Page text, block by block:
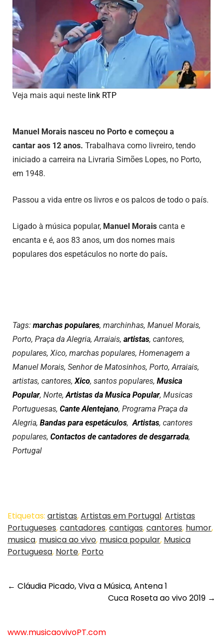
Veja mais aqui neste link RTP
Manuel Morais nasceu no Porto e começou a
cantar aos 12 anos. Trabalhava como livreiro, tendo
iniciado a carreira na Livraria Simões Lopes, no Porto,
em 1948.
Passou a vida entre os livros e os palcos de todo o país.
Ligado à música popular, Manuel Morais canta e
encanta e é, aos 83 anos, um dos nomes mais
populares dos espetáculos no norte do país.
Tags: marchas populares, marchinhas, Manuel Morais,
Porto, Praça da Alegria, Arraiais, artistas, cantores,
populares, Xico, marchas populares, Homenagem a
Manuel Morais, Senhor de Matosinhos, Porto, Arraiais,
artistas, cantores,Xico, santos populares, Musica
Popular, Norte,Artistas da Musica Popular, Musicas
Portuguesas, Cante Alentejano, Programa Praça da
Alegria, Bandas para espetáculos,Artistas, cantores
populares, Contactos de cantadores de desgarrada,
Portugal
Etiquetas: artistas,Artistas em Portugal,Artistas
Portugueses,cantadores,cantigas,cantores, humor,
musica, musica ao vivo, musica popular, Musica
Portuguesa, Norte, Porto
← Cláudia Picado, Viva a Música, Antena 1
Cuca Roseta ao vivo 2019 →
www.musicaovivoPT.com